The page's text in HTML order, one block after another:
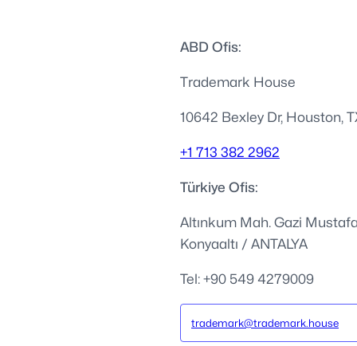
ABD Ofis:
Trademark House
10642 Bexley Dr, Houston,
+1 713 382 2962
Türkiye Ofis:
Altınkum Mah. Gazi
Konyaaltı / ANTALYA
Tel: +90 549 4279009
trademark@trademark.house